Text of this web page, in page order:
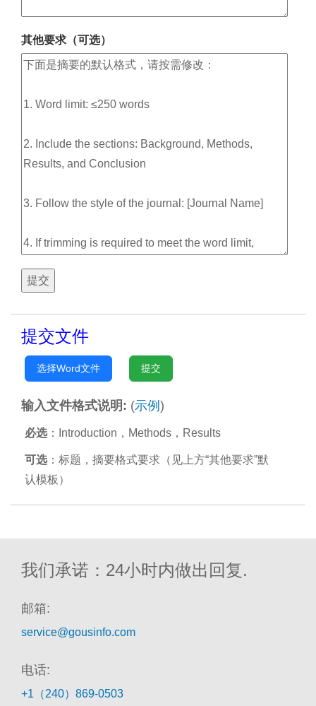
其他要求（可选）
提交
提交文件
选择Word文件 提交
输入文件格式说明: (示例 )
必选 ：Introduction，Methods，Results
可选 ：标题，摘要格式要求（见上方“其他要求”默
认模板）
我们承诺：24小时内做出回复.
邮箱:
service@gousinfo.com
电话:
+1（240）869-0503